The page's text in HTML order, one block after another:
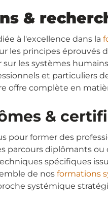
&
à l'excellence dans la
les principes éprouvés
les systèmes
et particuliers
offre complète en
&
pour former des
parcours diplômants
spécifiques
de nos formations
systémique